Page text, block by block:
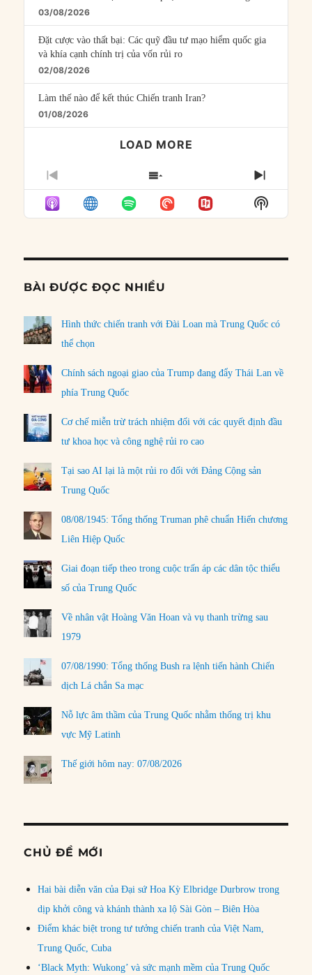
03/08/2026
Đặt cược vào thất bại: Các quỹ đầu tư mạo hiểm quốc gia
và khía cạnh chính trị của vốn rủi ro
02/08/2026
Làm thế nào để kết thúc Chiến tranh Iran?
01/08/2026
LOAD MORE
PREVIOUS
EPISODE
SHOW
EPISODES
LIST
NEXT
Show
Podcast
BÀI ĐƯỢC ĐỌC NHIỀU
Hình thức chiến tranh với Đài Loan mà Trung Quốc có
thể chọn
Chính sách ngoại giao của Trump đang đẩy Thái Lan về
phía Trung Quốc
Cơ chế miễn trừ trách nhiệm đối với các quyết định đầu
tư khoa học và công nghệ rủi ro cao
Tại sao AI lại là một rủi ro đối với Đảng Cộng sản
Trung Quốc
08/08/1945: Tổng thống Truman phê chuẩn Hiến chương
Liên Hiệp Quốc
Giai đoạn tiếp theo trong cuộc trấn áp các dân tộc thiểu
số của Trung Quốc
Về nhân vật Hoàng Văn Hoan và vụ thanh trừng sau
1979
07/08/1990: Tổng thống Bush ra lệnh tiến hành Chiến
dịch Lá chắn Sa mạc
Nỗ lực âm thầm của Trung Quốc nhằm thống trị khu
vực Mỹ Latinh
Thế giới hôm nay: 07/08/2026
CHỦ ĐỀ MỚI
Hai bài diễn văn của Đại sứ Hoa Kỳ Elbridge Durbrow trong
dịp khởi công và khánh thành xa lộ Sài Gòn – Biên Hòa
Điểm khác biệt trong tư tưởng chiến tranh của Việt Nam,
Trung Quốc, Cuba
‘Black Myth: Wukong’ và sức mạnh mềm của Trung Quốc